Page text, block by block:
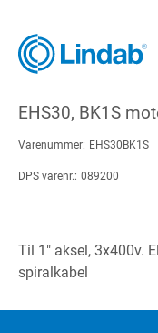
EHS30, BK1S
Varenummer: EHS30BK1S
DPS varenr.: 089200
Til 1" aksel, 3x400v.
spiralkabel